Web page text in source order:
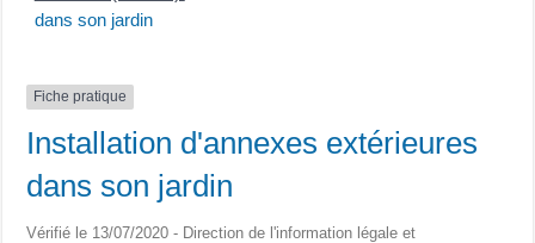
dans son jardin
Fiche pratique
Installation d'annexes extérieures
dans son jardin
Vérifié le 13/07/2020 - Direction de l'information légale et